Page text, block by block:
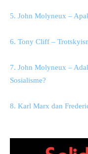
5. John Molyneux –
6. Tony Cliff –
7. John Molyneux –
Sosialisme?
8. Karl Marx dan